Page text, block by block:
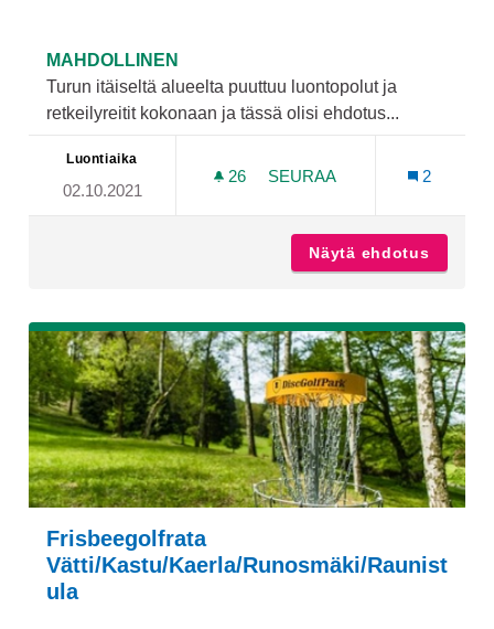
MAHDOLLINEN
Turun itäiseltä alueelta puuttuu luontopolut ja
retkeilyreitit kokonaan ja tässä olisi ehdotus...
Luontiaika
02.10.2021
26 26 SEURAAJAA
SEURAA
2
Näytä ehdotus
Frisbeegolfrata
Vätti/Kastu/Kaerla/Runosmäki/Raunist
ula